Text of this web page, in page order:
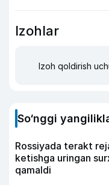
Izohlar
Izoh qoldirish
So‘nggi
Rossiyada terakt
ketishga uringan
qamaldi